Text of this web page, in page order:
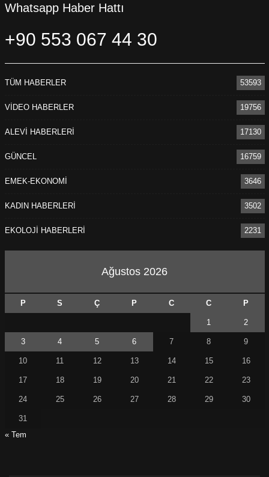
Whatsapp Haber Hattı
+90 553 067 44 30
TÜM HABERLER 53593
VİDEO HABERLER 19756
ALEVİ HABERLERİ 17130
GÜNCEL 16759
EMEK-EKONOMİ 3646
KADIN HABERLERİ 3502
EKOLOJİ HABERLERİ 2231
Ağustos 2026
P S Ç P C C P
1 2
3 4 5 6 7 8 9
10 11 12 13 14 15 16
17 18 19 20 21 22 23
24 25 26 27 28 29 30
31
« Tem